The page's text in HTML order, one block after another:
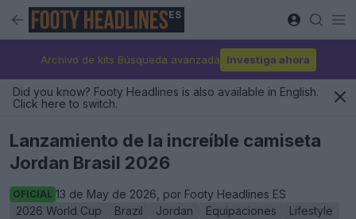
ES
Archivo de kits Búsqueda avanzada Investiga ahora
Did you know? Footy Headlines is also available in English.
Click here to switch.
Lanzamiento de la increíble camiseta
Jordan Brasil 2026
OFICIAL 13 de May de 2026, por Footy Headlines ES
2026 World Cup
Brazil Jordan Equipaciones
Lifestyle